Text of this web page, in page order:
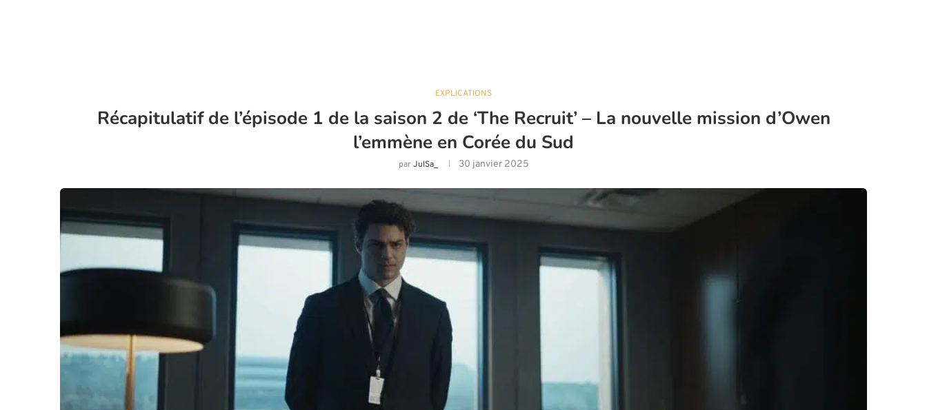
EXPLICATIONS
Récapitulatif de l’épisode 1 de la saison 2 de ‘The Recruit’ – La nouvelle mission d’Owen
l’emmène en Corée du Sud
parJulSa_ 30 janvier 2025